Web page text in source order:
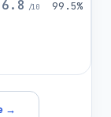
6.8 /10 99.5%
→